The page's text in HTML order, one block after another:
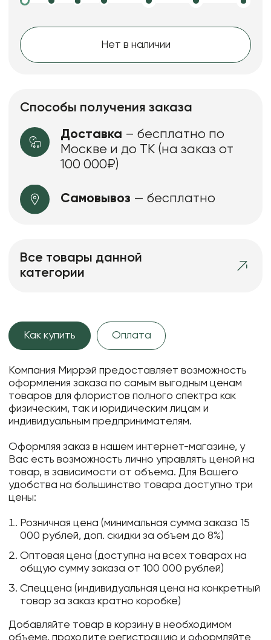
Нет в наличии
Способы получения заказа
Доставка – бесплатно по
Москве и до ТК (на заказ от
100 000₽)
Самовывоз — бесплатно
Все товары данной
категории
Как купить Оплата
Компания Миррэй предоставляет возможность
оформления заказа по самым выгодным ценам
товаров для флористов полного спектра как
физическим, так и юридическим лицам и
индивидуальным предпринимателям.
Оформляя заказ в нашем интернет-магазине, у
Вас есть возможность лично управлять ценой на
товар, в зависимости от объема. Для Вашего
удобства на большинство товара доступно три
цены:
Розничная цена (минимальная сумма заказа 15
000 рублей, доп. скидки за объем до 8%)
Оптовая цена (доступна на всех товарах на
общую сумму заказа от 100 000 рублей)
Спеццена (индивидуальная цена на конкретный
товар за заказ кратно коробке)
Добавляйте товар в корзину в необходимом
объеме, проходите регистрацию и оформляйте